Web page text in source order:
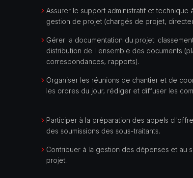
Assurer le support administratif et technique
gestion de projet (chargés de projet,
Gérer la documentation du projet:
distribution de l'ensemble des documents
correspondances, rapports).
Organiser les réunions de chantier et de
les ordres du jour, rédiger et diffuser les
Participer à la préparation des appels
des soumissions des sous-traitants.
Contribuer à la gestion des dépenses et au
projet.